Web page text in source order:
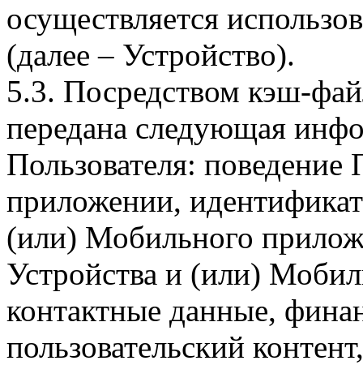
осуществляется
(далее – Устройство).
5.3. Посредством кэш-
передана следующая
Пользователя:
приложении,
(или) Мобильного
Устройства и (или)
контактные данные,
пользовательский